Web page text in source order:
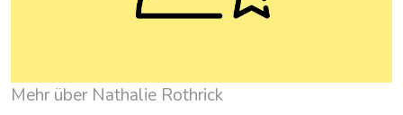
Mehr über Nathalie Rothrick